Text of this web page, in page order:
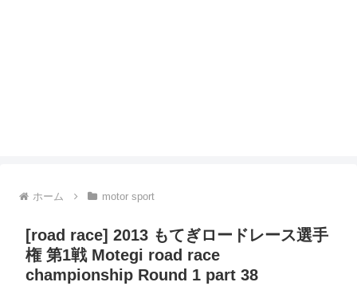
ホーム motor sport
[road race] 2013 もてぎロードレース選手
権 第1戦 Motegi road race
championship Round 1 part 38